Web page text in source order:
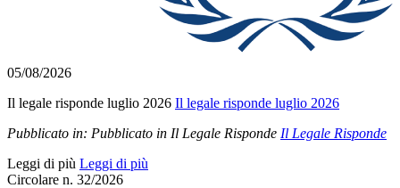
05/08/2026
Il legale risponde luglio 2026 Il legale risponde luglio 2026
Pubblicato in: Pubblicato in Il Legale Risponde Il Legale Risponde
Leggi di più Leggi di più
Circolare n. 32/2026